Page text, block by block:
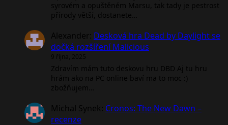
syrovém a opuštěném Marsu, tak tady je pestrost
přírody větší, dostanete…
Alexander: Desková hra Dead by Daylight se
dočká rozšíření Malicious
9 října, 2025
Zdravím mám tuto deskovu hru DBD Aj tu hru
hrám ako na PC online baví ma to moc :)
zbožňujem…
Michal Synek: Cronos: The New Dawn –
recenze